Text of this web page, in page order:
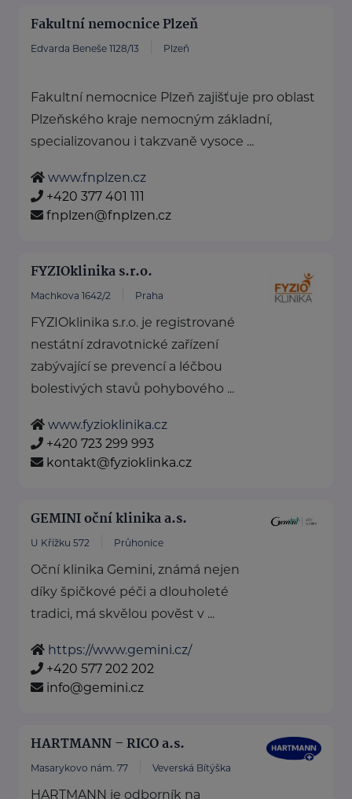
Fakultní nemocnice Plzeň
Edvarda Beneše 1128/13 Plzeň
Fakultní nemocnice Plzeň zajišťuje pro oblast
Plzeňského kraje nemocným základní,
specializovanou i takzvaně vysoce ...
www.fnplzen.cz
+420 377 401 111
fnplzen@fnplzen.cz
FYZIOklinika s.r.o.
Machkova 1642/2 Praha
FYZIOklinika s.r.o. je registrované
nestátní zdravotnické zařízení
zabývající se prevencí a léčbou
bolestivých stavů pohybového ...
www.fyzioklinika.cz
+420 723 299 993
kontakt@fyzioklinka.cz
GEMINI oční klinika a.s.
U Křížku 572 Průhonice
Oční klinika Gemini, známá nejen
díky špičkové péči a dlouholeté
tradici, má skvělou pověst v ...
https://www.gemini.cz/
+420 577 202 202
info@gemini.cz
HARTMANN – RICO a.s.
Masarykovo nám. 77 Veverská Bítýška
HARTMANN je odborník na